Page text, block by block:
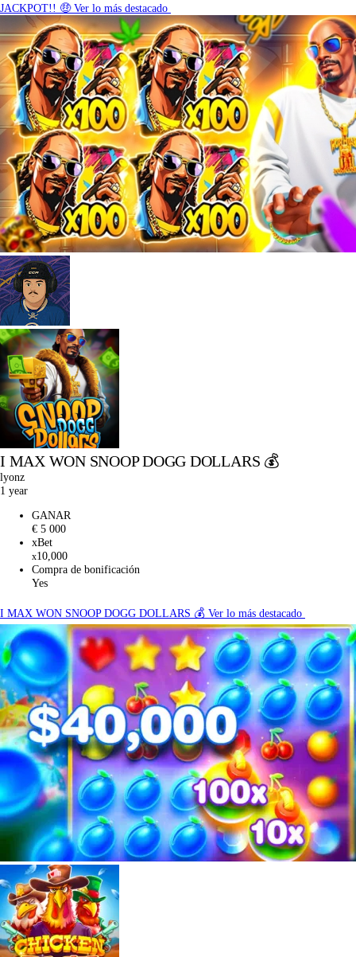
JACKPOT!! 🤑Ver lo más destacado
I MAX WON SNOOP DOGG DOLLARS 💰
lyonz
1 year
GANAR
€ 5 000
xBet
x10,000
Compra de bonificación
Yes
I MAX WON SNOOP DOGG DOLLARS 💰 Ver lo más destacado